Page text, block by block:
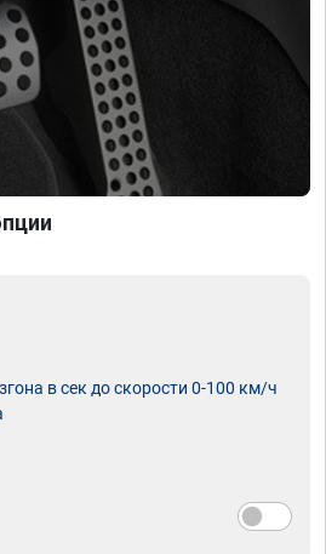
в сек до скорости 0-100 км/ч